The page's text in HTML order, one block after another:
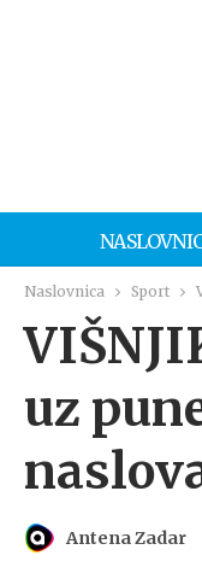
Naslovnica Sport
uz
Antena Zadar